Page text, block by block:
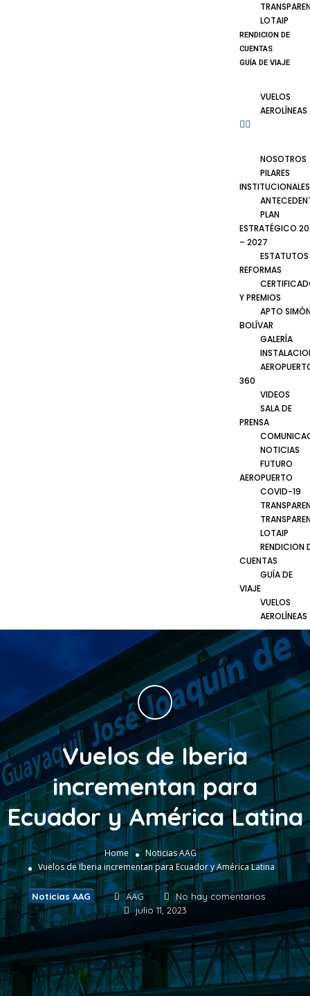
LOTAIP
RENDICION DE
CUENTAS
GUÍA DE VIAJE
VUELOS
AEROLÍNEAS
NOSOTROS
PILARES
INSTITUCIONALES
PLAN
ESTRATÉGICO
– 2027
ESTATUTOS
REFORMAS
Y PREMIOS
APTO
BOLÍVAR
GALERÍA
360
VIDEOS
SALA DE
PRENSA
NOTICIAS
FUTURO
AEROPUERTO
COVID-19
LOTAIP
RENDICION
CUENTAS
GUÍA DE
VIAJE
VUELOS
AEROLÍNEAS
Vuelos de Iberia
incrementan para
Ecuador y América Latina
Home
Noticias AAG
Vuelos de Iberia incrementan para Ecuador y América Latina
Noticias AAG AAG
No hay comentarios
julio 11, 2023